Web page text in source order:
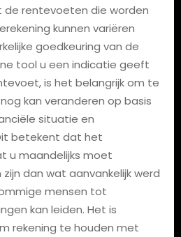
de rentevoeten die worden
kunnen variëren
goedkeuring van de
tool u een indicatie geeft
is het belangrijk om te
kan veranderen op basis
situatie en
betekent dat het
u maandelijks moet
dan wat aanvankelijk werd
mensen tot
kan leiden. Het is
rekening te houden met